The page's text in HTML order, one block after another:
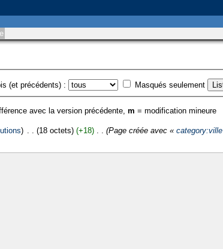
(et précédents) : Masqués seulement
avec la version précédente, m = modification mineure
) (18 octets) (+18) (Page créée avec «category:ville